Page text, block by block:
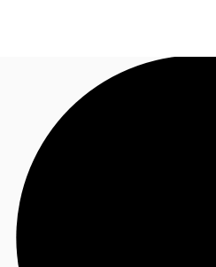
Sobre a JLL
Receba Nossa Newsletter
Ligue agora